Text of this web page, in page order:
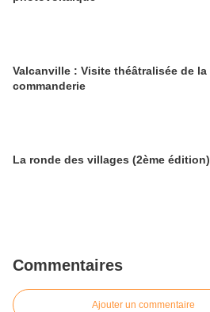
Valcanville : Visite théâtralisée de la
commanderie
La ronde des villages (2ème édition)
Commentaires
Ajouter un commentaire